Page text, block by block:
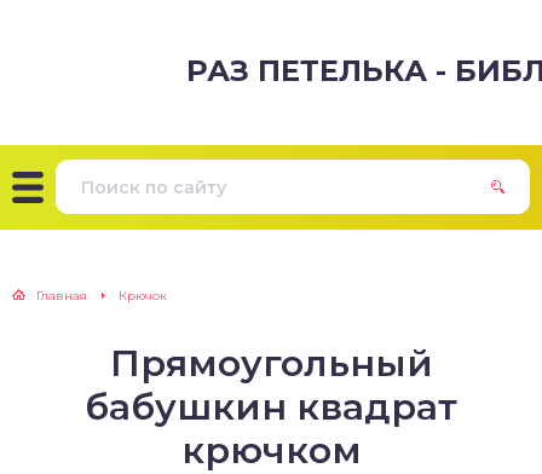
РАЗ ПЕТЕЛЬКА -
Главная Крючок
Прямоугольный
бабушкин квадрат
крючком